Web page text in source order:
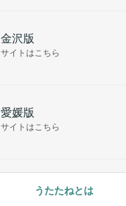
金沢版
サイトはこちら
愛媛版
サイトはこちら
うたたねとは